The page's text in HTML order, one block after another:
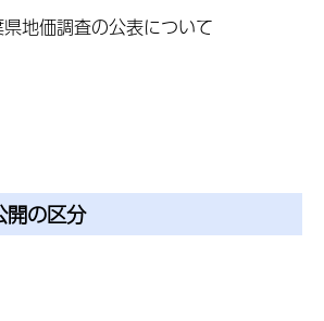
県地価調査の公表について
の区分